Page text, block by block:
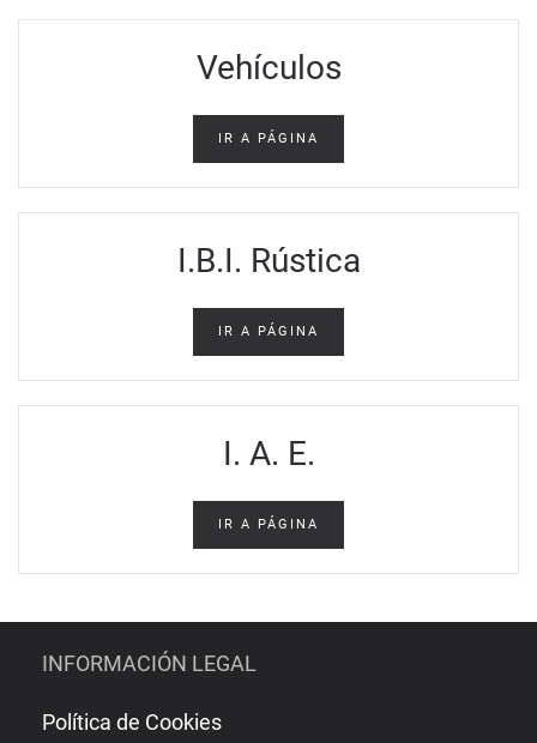
Vehículos
IR A PÁGINA
I.B.I. Rústica
IR A PÁGINA
I. A. E.
IR A PÁGINA
INFORMACIÓN LEGAL
Política de Cookies